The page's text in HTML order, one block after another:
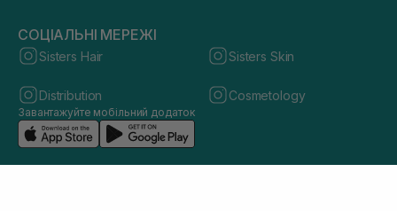
СОЦІАЛЬНІ МЕРЕЖІ
Sisters Hair Sisters Skin
Distribution Cosmetology
Завантажуйте мобільний додаток